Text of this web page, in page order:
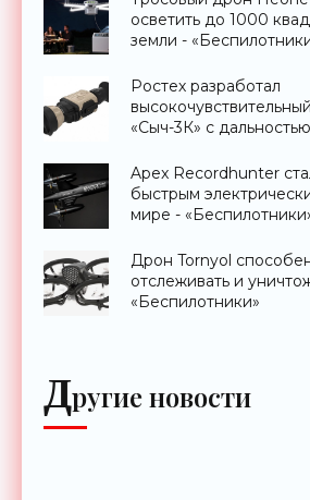
осветить до 1000
земли -
Ростех разработал
«Сыч-3К» с
Apex Recordhunter
быстрым
мире -
Дрон Tornyol
отслеживать и
«Беспилотники»
Другие новости